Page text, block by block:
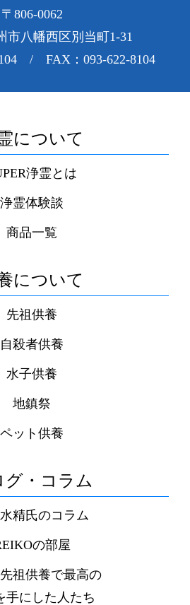
〒806-0062
市八幡西区別当町1-31
/ FAX：093-622-8104
について
浄霊とは
浄霊体験談
商品一覧
について
先祖供養
自殺者供養
水子供養
地鎮祭
ペット供養
グ・コラム
精氏のコラム
の部屋
祖供養で最高の
手にした人たち